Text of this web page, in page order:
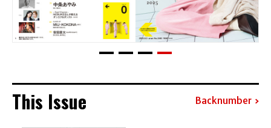
This Issue Backnumber